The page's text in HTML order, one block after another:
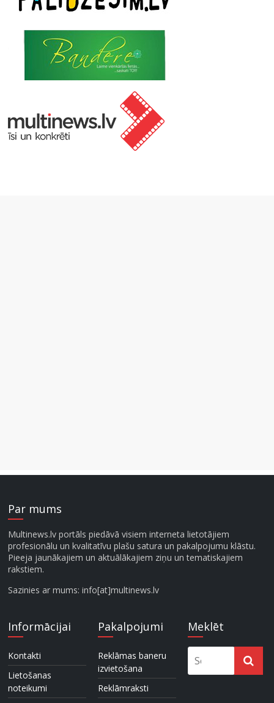
Par mums
Multinews.lv portāls piedāvā visiem interneta lietotājiem
profesionālu un kvalitatīvu plašu satura un pakalpojumu klāstu.
Pieeja jaunākajiem un aktuālākajiem ziņu un tematiskajiem
rakstiem.
Sazinies ar mums: info[at]multinews.lv
Informācijai
Kontakti
Lietošanas
noteikumi
Pakalpojumi
Reklāmas baneru
izvietošana
Reklāmraksti
Meklēt